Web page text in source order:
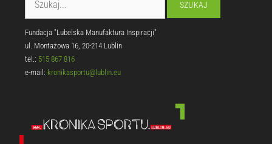
Fundacja "Lubelska Manufaktura Inspiracji"
ul. Montażowa 16, 20-214 Lublin
tel.: 515 867 816
e-mail: kronikasportu@lublin.eu